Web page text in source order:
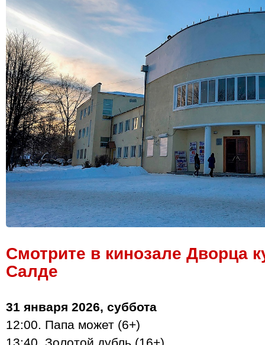
Смотрите в кинозале Дворца
Салде
31 января 2026, суббота
12:00. Папа может (6+)
13:40. Золотой дубль (16+)